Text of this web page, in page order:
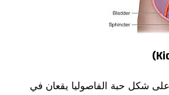
على شكل حبة الفاصوليا يقعان في